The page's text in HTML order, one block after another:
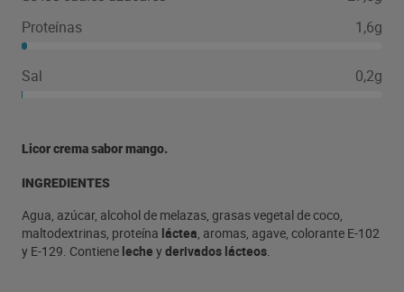
Proteínas
1,6g
Sal 0,2g
Licor crema sabor mango.
INGREDIENTES
Agua, azúcar, alcohol de melazas, grasas vegetal de coco,
maltodextrinas, proteína láctea, aromas, agave, colorante E-102
y E-129. Contiene leche yderivados lácteos.